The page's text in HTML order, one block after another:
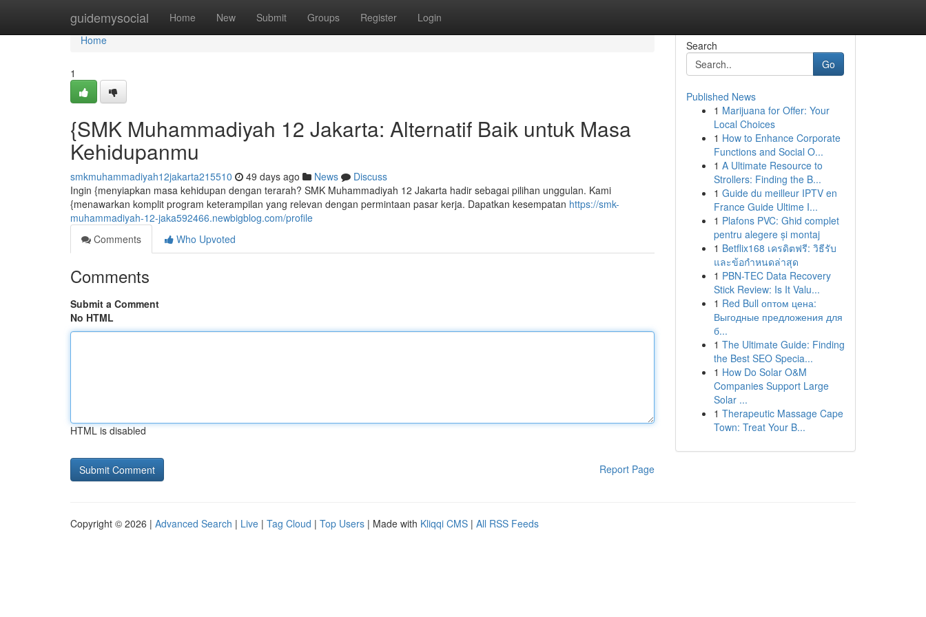
guidemysocial Home New Submit Groups Register Login
Home
Home
1
{SMK Muhammadiyah 12 Jakarta: Alternatif Baik untuk Masa
Kehidupanmu
smkmuhammadiyah12jakarta215510 49 days ago News
Discuss
Ingin {menyiapkan masa kehidupan dengan terarah? SMK Muhammadiyah 12 Jakarta hadir sebagai pilihan unggulan. Kami
{menawarkan komplit program keterampilan yang relevan dengan permintaan pasar kerja. Dapatkan kesempatan https://smk-
muhammadiyah-12-jaka592466.newbigblog.com/profile
Comments
Who Upvoted
Comments
Submit a Comment
No HTML
HTML is disabled
Report Page
Search
Go
Published News
1 Marijuana for Offer: Your
Local Choices
1 How to Enhance Corporate
Functions and Social O...
1 A Ultimate Resource to
Strollers: Finding the B...
1 Guide du meilleur IPTV en
France Guide Ultime I...
1 Plafons PVC: Ghid complet
pentru alegere și montaj
1 Betflix168 เครดิตฟรี: วิธีรับ
และข้อกำหนดล่าสุด
1 PBN-TEC Data Recovery
Stick Review: Is It Valu...
1 Red Bull оптом цена:
Выгодные предложения для
б...
1 The Ultimate Guide: Finding
the Best SEO Specia...
1 How Do Solar O&M
Companies Support Large
Solar ...
1 Therapeutic Massage Cape
Town: Treat Your B...
Copyright © 2026 | Advanced Search | Live | Tag Cloud | Top Users | Made with Kliqqi CMS | All RSS Feeds